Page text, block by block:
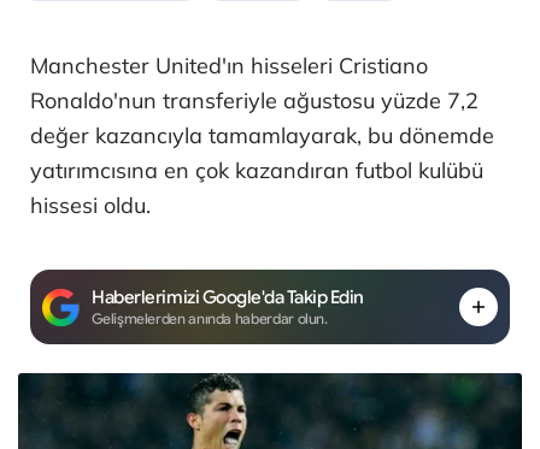
Manchester United'ın hisseleri Cristiano
Ronaldo'nun transferiyle ağustosu yüzde 7,2
değer kazancıyla tamamlayarak, bu dönemde
yatırımcısına en çok kazandıran futbol kulübü
hissesi oldu.
Haberlerimizi Google'da Takip Edin
Gelişmelerden anında haberdar olun.